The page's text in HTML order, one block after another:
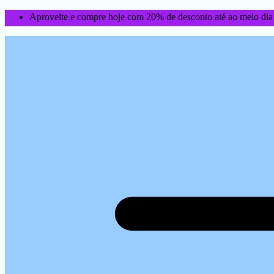
Aproveite e compre hoje com 20% de desconto até ao meio